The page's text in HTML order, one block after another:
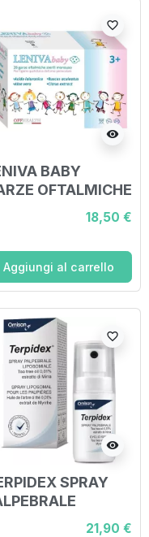
visibility
favorite_border
BABY
OFTALMICHE
18,50 €
Aggiungi al carrello
visibility
favorite_border
SPRAY
10 ML
21,90 €